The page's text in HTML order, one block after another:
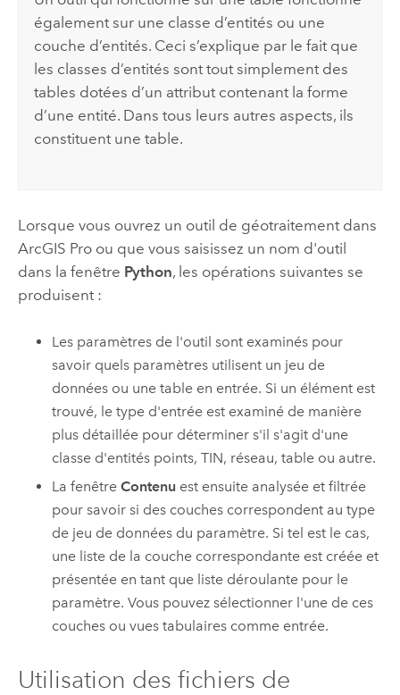
également sur une classe d’entités ou une
couche d’entités. Ceci s’explique par le fait que
les classes d’entités sont tout simplement des
tables dotées d’un attribut contenant la forme
d’une entité. Dans tous leurs autres aspects, ils
constituent une table.
Lorsque vous ouvrez un outil de géotraitement dans
ArcGIS Proou que vous saisissez un nom d'outil
dans la fenêtre Python, les opérations suivantes se
produisent :
Les paramètres de l'outil sont examinés pour
savoir quels paramètres utilisent un jeu de
données ou une table en entrée. Si un élément est
trouvé, le type d'entrée est examiné de manière
plus détaillée pour déterminer s'il s'agit d'une
classe d'entités points, TIN, réseau, table ou autre.
La fenêtreContenu est ensuite analysée et filtrée
pour savoir si des couches correspondent au type
de jeu de données du paramètre. Si tel est le cas,
une liste de la couche correspondante est créée et
présentée en tant que liste déroulante pour le
paramètre. Vous pouvez sélectionner l'une de ces
couches ou vues tabulaires comme entrée.
Utilisation des fichiers de